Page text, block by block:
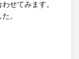
せてみます。
。